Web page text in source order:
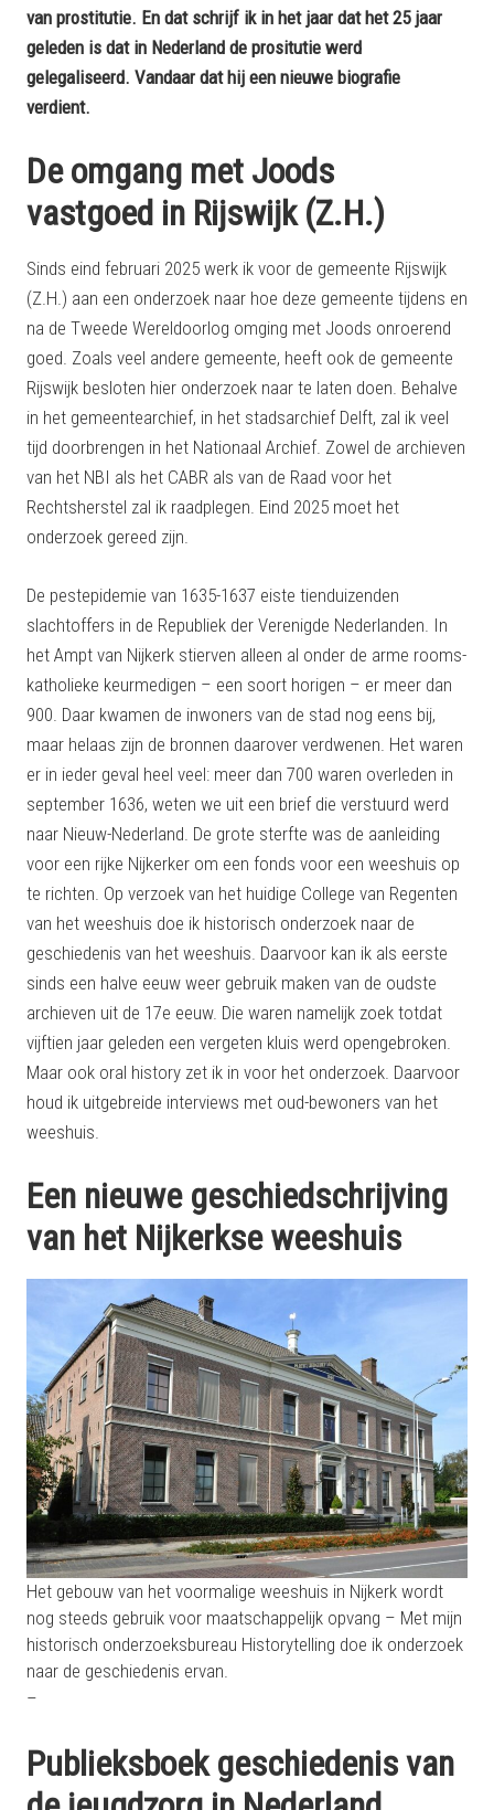
van prostitutie. En dat schrijf ik in het jaar dat het 25 jaar
geleden is dat in Nederland de prositutie werd
gelegaliseerd. Vandaar dat hij een nieuwe biografie
verdient.
De omgang met Joods
vastgoed in Rijswijk (Z.H.)
Sinds eind februari 2025 werk ik voor de gemeente Rijswijk
(Z.H.) aan een onderzoek naar hoe deze gemeente tijdens en
na de Tweede Wereldoorlog omging met Joods onroerend
goed. Zoals veel andere gemeente, heeft ook de gemeente
Rijswijk besloten hier onderzoek naar te laten doen. Behalve
in het gemeentearchief, in het stadsarchief Delft, zal ik veel
tijd doorbrengen in het Nationaal Archief. Zowel de archieven
van het NBI als het CABR als van de Raad voor het
Rechtsherstel zal ik raadplegen. Eind 2025 moet het
onderzoek gereed zijn.
De pestepidemie van 1635-1637 eiste tienduizenden
slachtoffers in de Republiek der Verenigde Nederlanden. In
het Ampt van Nijkerk stierven alleen al onder de arme rooms-
katholieke keurmedigen – een soort horigen – er meer dan
900. Daar kwamen de inwoners van de stad nog eens bij,
maar helaas zijn de bronnen daarover verdwenen. Het waren
er in ieder geval heel veel: meer dan 700 waren overleden in
september 1636, weten we uit een brief die verstuurd werd
naar Nieuw-Nederland. De grote sterfte was de aanleiding
voor een rijke Nijkerker om een fonds voor een weeshuis op
te richten. Op verzoek van het huidige College van Regenten
van het weeshuis doe ik historisch onderzoek naar de
geschiedenis van het weeshuis. Daarvoor kan ik als eerste
sinds een halve eeuw weer gebruik maken van de oudste
archieven uit de 17e eeuw. Die waren namelijk zoek totdat
vijftien jaar geleden een vergeten kluis werd opengebroken.
Maar ook oral history zet ik in voor het onderzoek. Daarvoor
houd ik uitgebreide interviews met oud-bewoners van het
weeshuis.
Een nieuwe geschiedschrijving
van het Nijkerkse weeshuis
Het gebouw van het voormalige weeshuis in Nijkerk wordt
nog steeds gebruik voor maatschappelijk opvang – Met mijn
historisch onderzoeksbureau Historytelling doe ik onderzoek
naar de geschiedenis ervan.
–
Publieksboek geschiedenis van